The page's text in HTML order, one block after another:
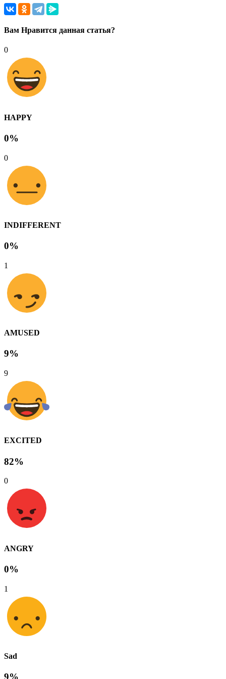
Вам Нравится данная статья?
0
HAPPY
0%
0
INDIFFERENT
0%
1
AMUSED
9%
9
EXCITED
82%
0
ANGRY
0%
1
Sad
9%